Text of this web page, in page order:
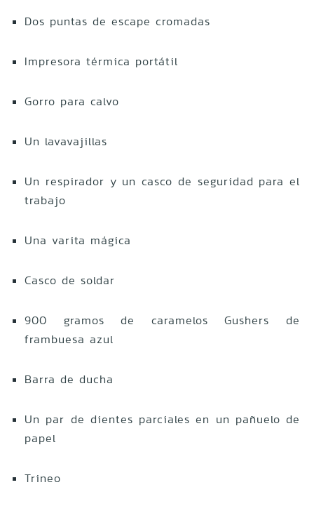
Dos puntas de escape cromadas
Impresora térmica portátil
Gorro para calvo
Un lavavajillas
Un respirador y un casco de seguridad para el
trabajo
Una varita mágica
Casco de soldar
900 gramos de caramelos Gushers de
frambuesa azul
Barra de ducha
Un par de dientes parciales en un pañuelo de
papel
Trineo